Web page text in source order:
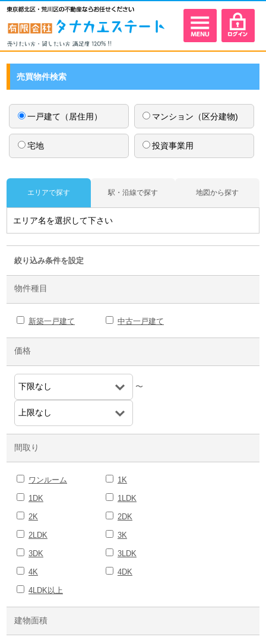
売買物件検索
一戸建て（居住用） マンション（区分建物)
宅地 投資事業用
エリアで探す 駅・沿線で探す 地図から探す
エリア名を選択して下さい
絞り込み条件を設定
物件種目
新築一戸建て 中古一戸建て
価格
〜
間取り
ワンルーム 1K
1DK 1LDK
2K 2DK
2LDK 3K
3DK 3LDK
4K 4DK
4LDK以上
建物面積